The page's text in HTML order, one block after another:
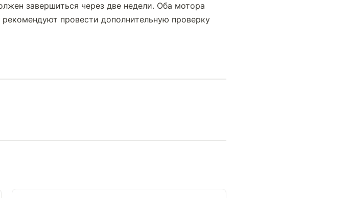
завершиться через две недели. Оба мотора
провести дополнительную проверку